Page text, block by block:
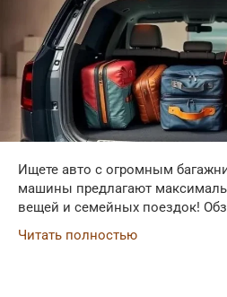
Ищете авто с огромным
машины предлагают
вещей и семейных поездок!
Читать полностью